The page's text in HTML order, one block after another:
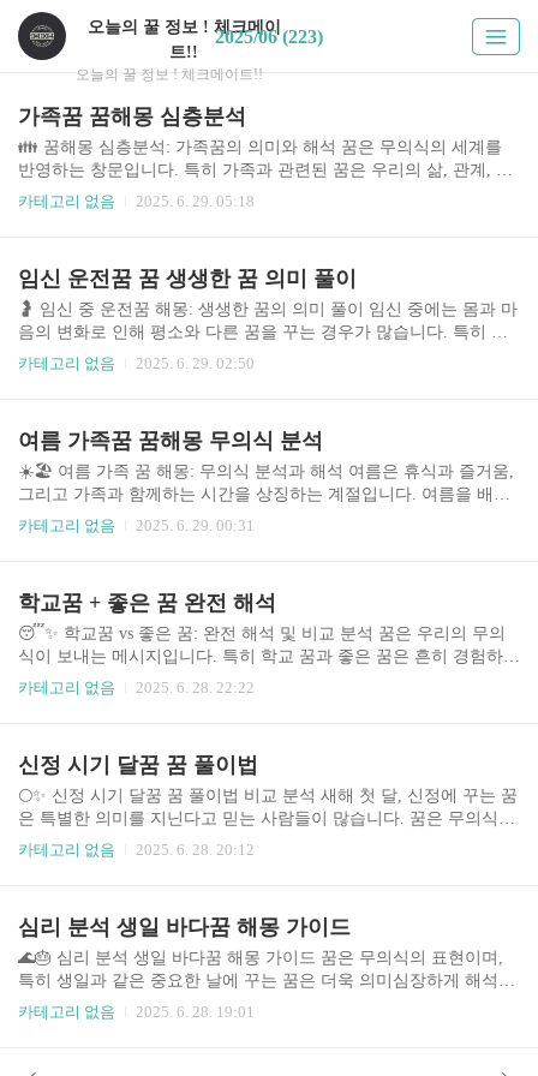
오늘의 꿀 정보 ! 체크메이
트!!
오늘의 꿀 정보 ! 체크메이트!!
2025/06 (223)
가족꿈 꿈해몽 심층분석
👪 꿈해몽 심층분석: 가족꿈의 의미와 해석 꿈은 무의식의 세계를
반영하는 창문입니다. 특히 가족과 관련된 꿈은 우리의 삶, 관계, 정
서적 상태를 이해하는 데 중요한 단서를 제공합니다. 이 글에서는 가
의 해석은 더욱 복잡하고 다층적인 접근을 필요로 합니다. 꿈속에서
나타나는 가족 구성원들의 행동, 감정, 상황 등을 면밀히 살펴봄으로
써 자신의 내면을 탐구하고 삶의 방향을 설정하는데 도움을 얻을 수
있습니다. 최근 꿈 해몽에 대한 관심이 증가하고 있으며, 다양한 꿈
해몽 서비스와 앱들이 ..
카테고리 없음 2025. 6. 29. 05:18
임신 운전꿈 꿈 생생한 꿈 의미 풀이
🤰 임신 중 운전꿈 해몽: 생생한 꿈의 의미 풀이 임신 중에는 몸과 마
음의 변화로 인해 평소와 다른 꿈을 꾸는 경우가 많습니다. 특히 운
전꿈은 현실적인 걱정과 기대, 그리고 미래에 대한 불안감을 반영하
식의 반영을 넘어, 심리적 상태와 미래를 예측하는 중요한 단서가 될
수 있습니다. 따라서 본 분석을 통해 임신 중 겪는 불안감을 해소하
고, 긍정적인 마음가짐으로 임신 기간을 보내는 데 도움이 되기를 바
랍니다. 🤔 주제의 중요성 및 배경 임신은 여성의 인생에서 가장 중
요하..
카테고리 없음 2025. 6. 29. 02:50
여름 가족꿈 꿈해몽 무의식 분석
☀️🏖️ 여름 가족 꿈 해몽: 무의식 분석과 해석 여름은 휴식과 즐거움,
그리고 가족과 함께하는 시간을 상징하는 계절입니다. 여름을 배경
으로 한 가족 꿈은 무의식 속 욕구와 감정을 반영하는 중요한 단서를
통해 무의식적으로 이러한 감정을 표출하는 경우가 많습니다. 특히
가족과 관련된 꿈은 개인의 정체성, 관계, 미래에 대한 불안감 등을
반영할 수 있기 때문에 심층적인 분석이 필요합니다. 꿈 해몽은 단순
한 재미를 넘어 자기 이해와 성장의 중요한 도구로 활용될 수 있습니
다. 최근에는 꿈 분석..
카테고리 없음 2025. 6. 29. 00:31
학교꿈 + 좋은 꿈 완전 해석
😴✨ 학교꿈 vs 좋은 꿈: 완전 해석 및 비교 분석 꿈은 우리의 무의
식이 보내는 메시지입니다. 특히 학교 꿈과 좋은 꿈은 흔히 경험하는
꿈의 유형으로, 그 의미와 해석은 매우 다양합니다. 이 글에서는 학
데 도움을 드리고자 합니다. 1. 주제 소개 및 중요성 꿈 해석은 오랫
동안 인류의 관심사였습니다. 꿈은 우리의 잠재의식이 표출되는 창
구이며, 일상생활에서 경험하는 감정, 생각, 기억 등이 복잡하게 얽
혀 표현됩니다. 특히 학교 꿈은 성인이 되어서도 흔하게 꾸는..
카테고리 없음 2025. 6. 28. 22:22
신정 시기 달꿈 꿈 풀이법
🌕✨ 신정 시기 달꿈 꿈 풀이법 비교 분석 새해 첫 달, 신정에 꾸는 꿈
은 특별한 의미를 지닌다고 믿는 사람들이 많습니다. 꿈은 무의식의
표현이며, 신정이라는 특별한 시기에 꾸는 꿈은 다가올 한 해의 운세
어플리케이션 및 온라인 서비스의 증가와 함께, 꿈 해석에 대한 관심
이 높아지고 있으며, 특히 명절이나 새해와 같이 심리적 변화가 큰
시기에는 더욱 그렇습니다. 이러한 사회적 트렌드를 반영하여, 본 분
석은 다양한 꿈 해몽 방법론을 객관적으로 비교하고, 독자들이 자신
에게 맞는 해몽 ..
카테고리 없음 2025. 6. 28. 20:12
심리 분석 생일 바다꿈 해몽 가이드
🌊🎂 심리 분석 생일 바다꿈 해몽 가이드 꿈은 무의식의 표현이며,
특히 생일과 같은 중요한 날에 꾸는 꿈은 더욱 의미심장하게 해석될
수 있습니다. 바다를 배경으로 한 생일꿈은 삶의 변화, 감정의 깊이,
세히 분석하고, 다양한 꿈의 유형과 그 의미를 비교 분석하여 독자
카테고리 없음 2025. 6. 28. 19:01